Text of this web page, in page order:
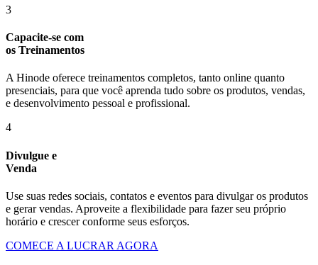
3
Capacite-se com
os Treinamentos
A Hinode oferece treinamentos completos, tanto online quanto
presenciais, para que você aprenda tudo sobre os produtos, vendas,
e desenvolvimento pessoal e profissional.
4
Divulgue e
Venda
Use suas redes sociais, contatos e eventos para divulgar os produtos
e gerar vendas. Aproveite a flexibilidade para fazer seu próprio
horário e crescer conforme seus esforços.
COMECE A LUCRAR AGORA